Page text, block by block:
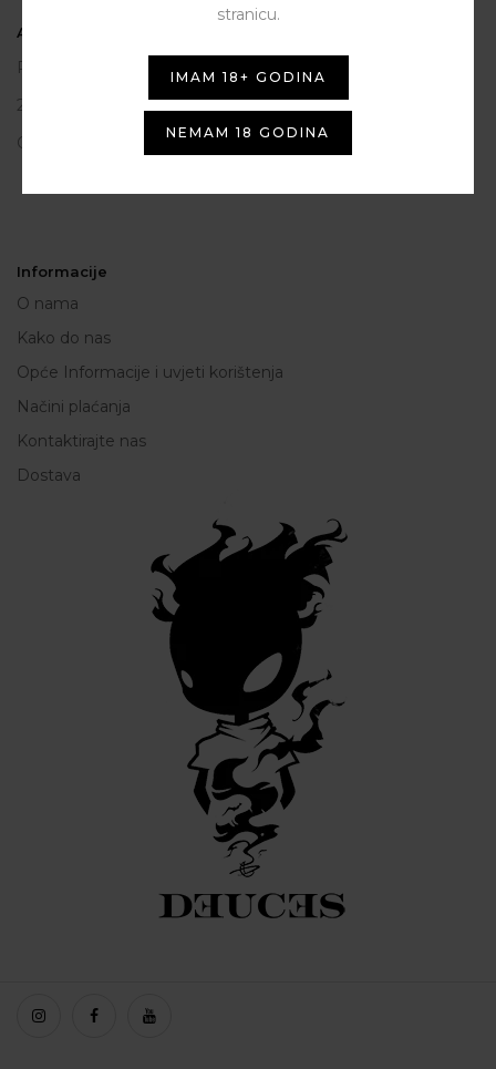
ASSIST HUB d.o.o.
Put vrljuge 13
23206 Sukošan
OIB: 80250945864
Informacije
O nama
Kako do nas
Opće Informacije i uvjeti korištenja
Načini plaćanja
Kontaktirajte nas
Dostava
stranicu.
IMAM 18+ GODINA
NEMAM 18 GODINA